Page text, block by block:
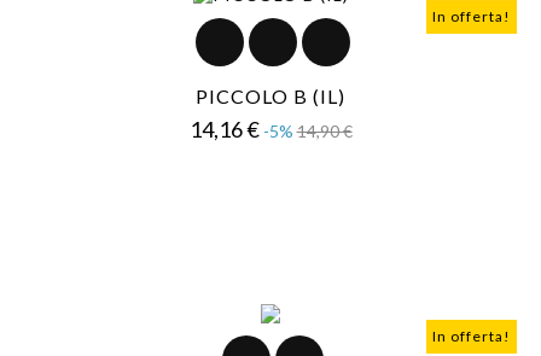
In offerta!
PICCOLO B (IL)
14,16 € Prezzo
-5% 14,90 €Prezzo
In offerta!